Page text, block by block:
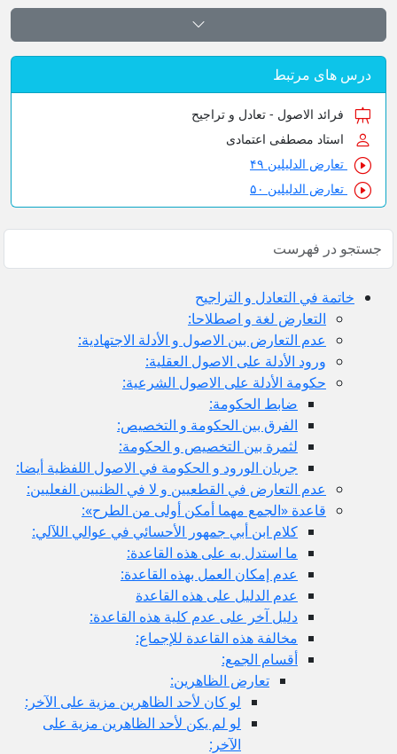
های مرتبط
فرائد الاصول - تعادل و تراجیح
استاد مصطفی اعتمادی
تعارض الدلیلین ۴۹
تعارض الدلیلین ۵۰
خاتمة في التعادل و التراجيح
التعارض لغة و اصطلاحا:
عدم التعارض بين الاصول و الأدلة الاجتهادية:
ورود الأدلة على الاصول العقلية:
حكومة الأدلة على الاصول الشرعية:
ضابط الحكومة:
الفرق بين الحكومة و التخصيص:
لثمرة بين التخصيص و الحكومة:
جريان الورود و الحكومة في الاصول اللفظية أيضا:
عدم التعارض في القطعيين و لا في الظنيين الفعليين:
قاعدة «الجمع مهما أمكن أولى من الطرح»:
كلام ابن أبي جمهور الأحسائي في عوالي اللآلي:
ما استدل به على هذه القاعدة:
عدم إمكان العمل بهذه القاعدة:
عدم الدليل على هذه القاعدة
دليل آخر على عدم كلية هذه القاعدة:
مخالفة هذه القاعدة للإجماع:
أقسام الجمع:
تعارض الظاهرين:
لو كان لأحد الظاهرين مزية على الآخر:
لو لم يكن لأحد الظاهرين مزية على